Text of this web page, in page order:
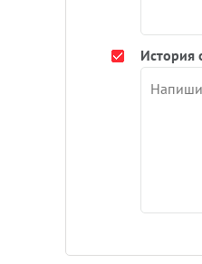
История